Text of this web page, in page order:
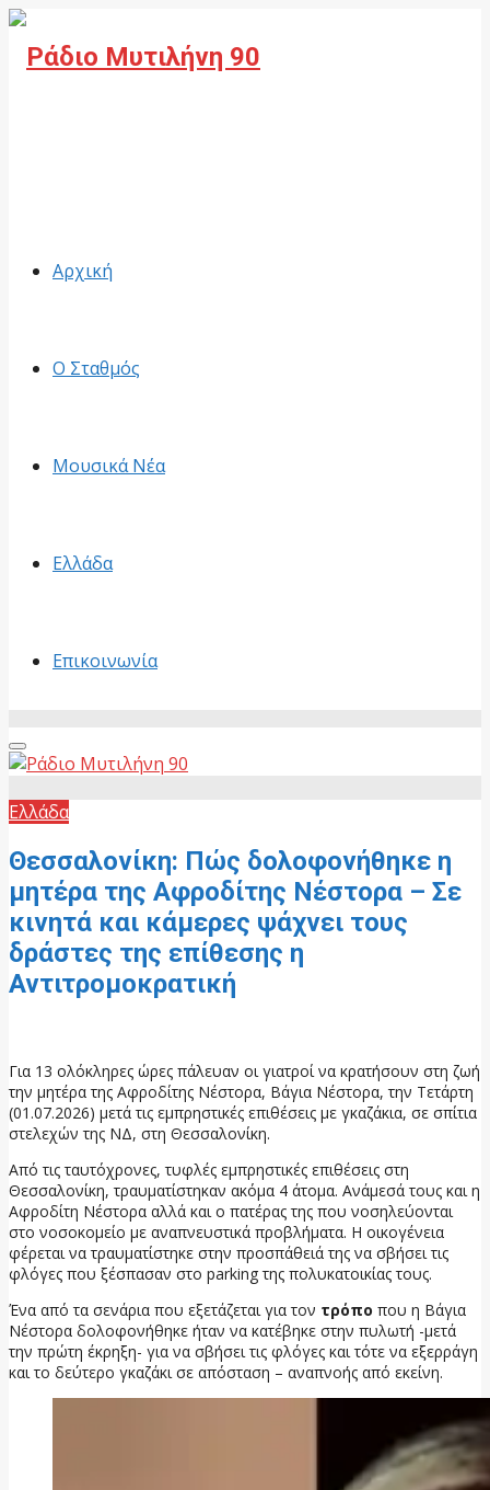
Αρχική
Ο Σταθμός
Μουσικά Νέα
Ελλάδα
Επικοινωνία
Primary
Menu
Ελλάδα
Θεσσαλονίκη: Πώς δολοφονήθηκε η
μητέρα της Αφροδίτης Νέστορα – Σε
κινητά και κάμερες ψάχνει τους
δράστες της επίθεσης η
Αντιτρομοκρατική
Για 13 ολόκληρες ώρες πάλευαν οι γιατροί να κρατήσουν στη ζωή
την μητέρα της Αφροδίτης Νέστορα, Βάγια Νέστορα, την Τετάρτη
(01.07.2026) μετά τις εμπρηστικές επιθέσεις με γκαζάκια, σε σπίτια
στελεχών της ΝΔ, στη Θεσσαλονίκη.
Από τις ταυτόχρονες, τυφλές εμπρηστικές επιθέσεις στη
Θεσσαλονίκη, τραυματίστηκαν ακόμα 4 άτομα. Ανάμεσά τους και η
Αφροδίτη Νέστορα αλλά και ο πατέρας της που νοσηλεύονται
στο νοσοκομείο με αναπνευστικά προβλήματα. Η οικογένεια
φέρεται να τραυματίστηκε στην προσπάθειά της να σβήσει τις
φλόγες που ξέσπασαν στο parking της πολυκατοικίας τους.
Ένα από τα σενάρια που εξετάζεται για τον τρόπο που η Βάγια
Νέστορα δολοφονήθηκε ήταν να κατέβηκε στην πυλωτή -μετά
την πρώτη έκρηξη- για να σβήσει τις φλόγες και τότε να εξερράγη
και το δεύτερο γκαζάκι σε απόσταση – αναπνοής από εκείνη.